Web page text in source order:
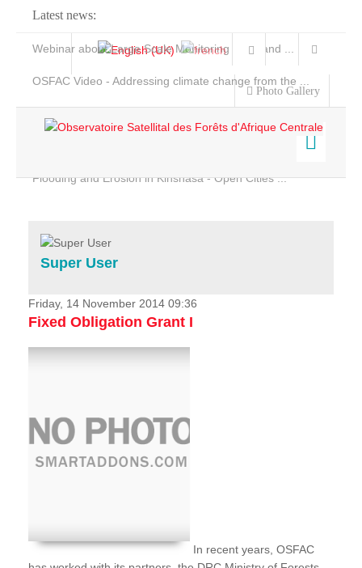
Latest news:
Webinar about Large Scale Monitoring and Land ...
OSFAC Video - Addressing climate change from the ...
Flooding and Erosion in Kinshasa - Open Cities ...
Photo Gallery
Home
Services
Projects
News & Stories
Super User
Friday, 14 November 2014 09:36
Fixed Obligation Grant I
In recent years, OSFAC